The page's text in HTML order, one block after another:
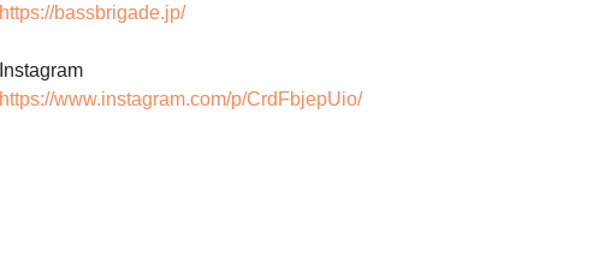
https://bassbrigade.jp/
Instagram
https://www.instagram.com/p/CrdFbjepUio/